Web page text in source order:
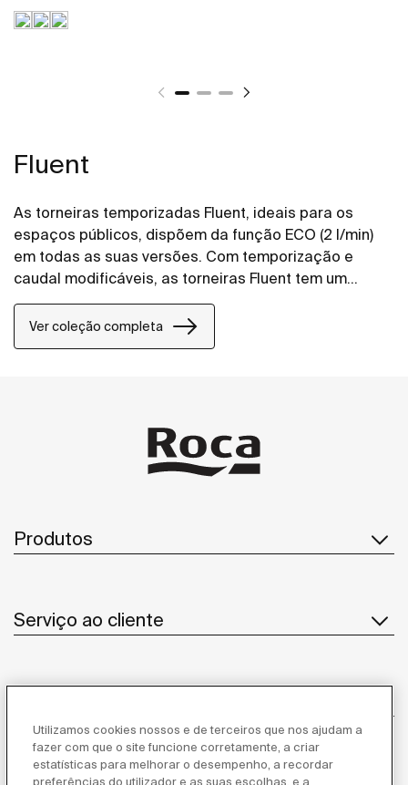
Fluent
As torneiras temporizadas Fluent, ideais para os
espaços públicos, dispõem da função ECO (2 l/min)
em todas as suas versões. Com temporização e
caudal modificáveis, as torneiras Fluent tem um
perlator anti vandalismo e um design de altura
confort para facilitar a sua utilização.
Ver coleção completa
Produtos
Serviço ao cliente
Utilizamos cookies nossos e de terceiros que nos ajudam a
fazer com que o site funcione corretamente, a criar
estatísticas para melhorar o desempenho, a recordar
preferências do utilizador e as suas escolhas, e a